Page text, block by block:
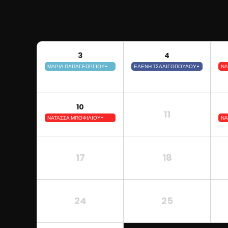
3
ΜΑΡΙΑ ΠΑΠΑΓΕΩΡΓΙΟΥ-
4
ΕΛΕΝΗ ΤΣΑΛΙΓΟΠΟΥΛΟΥ-
10
ΝΑΤΑΣΣΑ ΜΠΟΦΙΛΙΟΥ-
11
17 18
24 25